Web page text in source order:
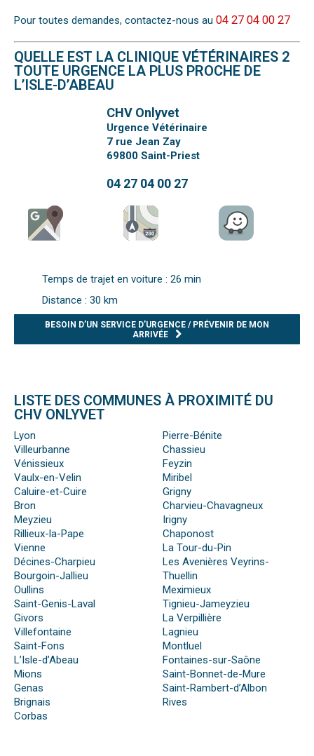
Pour toutes demandes, contactez-nous au 04 27 04 00 27
QUELLE EST LA CLINIQUE VÉTÉRINAIRES 2
TOUTE URGENCE LA PLUS PROCHE DE
L’ISLE-D’ABEAU
CHV Onlyvet
Urgence Vétérinaire
7 rue Jean Zay
69800 Saint-Priest
04 27 04 00 27
Temps de trajet en voiture : 26 min
Distance : 30 km
BESOIN D’UN SERVICE D’URGENCE / PRÉVENIR DE MON
ARRIVÉE
LISTE DES COMMUNES À PROXIMITÉ DU
CHV ONLYVET
Lyon
Villeurbanne
Vénissieux
Vaulx-en-Velin
Caluire-et-Cuire
Bron
Meyzieu
Rillieux-la-Pape
Vienne
Décines-Charpieu
Bourgoin-Jallieu
Oullins
Saint-Genis-Laval
Givors
Villefontaine
Saint-Fons
L’Isle-d’Abeau
Mions
Genas
Brignais
Corbas
Pierre-Bénite
Chassieu
Feyzin
Miribel
Grigny
Charvieu-Chavagneux
Irigny
Chaponost
La Tour-du-Pin
Les Avenières Veyrins-
Thuellin
Meximieux
Tignieu-Jameyzieu
La Verpillière
Lagnieu
Montluel
Fontaines-sur-Saône
Saint-Bonnet-de-Mure
Saint-Rambert-d’Albon
Rives